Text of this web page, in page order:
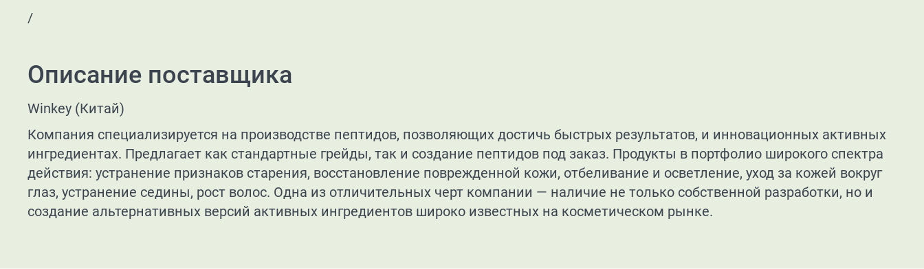
/
Описание поставщика
Winkey (Китай)
Компания специализируется на производстве пептидов, позволяющих достичь быстрых результатов, и инновационных активных
ингредиентах. Предлагает как стандартные грейды, так и создание пептидов под заказ. Продукты в портфолио широкого спектра
действия: устранение признаков старения, восстановление поврежденной кожи, отбеливание и осветление, уход за кожей вокруг
глаз, устранение седины, рост волос. Одна из отличительных черт компании — наличие не только собственной разработки, но и
создание альтернативных версий активных ингредиентов широко известных на косметическом рынке.